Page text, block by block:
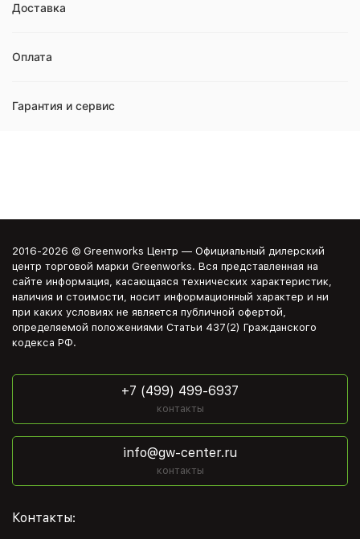
Доставка
Оплата
Гарантия и сервис
2016-2026 © Greenworks Центр — Официальный дилерский
центр торговой марки Greenworks. Вся представленная на
сайте информация, касающаяся технических характеристик,
наличия и стоимости, носит информационный характер и ни
при каких условиях не является публичной офертой,
определяемой положениями Статьи 437(2) Гражданского
кодекса РФ.
+7 (499) 499-6937
контакты
info@gw-center.ru
контакты
Контакты: